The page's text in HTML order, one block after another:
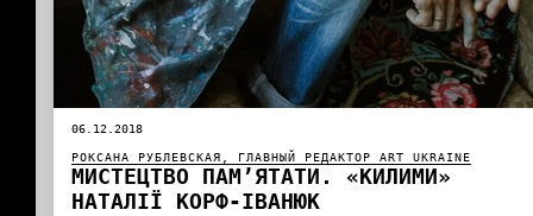
06.12.2018
РОКСАНА РУБЛЕВСКАЯ, ГЛАВНЫЙ РЕДАКТОР ART UKRAINE
МИСТЕЦТВО ПАМ’ЯТАТИ. «КИЛИМИ»
НАТАЛІЇ КОРФ-ІВАНЮК